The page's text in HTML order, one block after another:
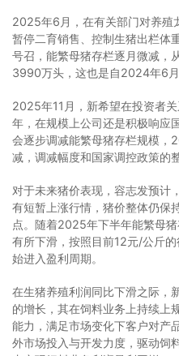
2025年6月，在有关部门对养殖
暂停二育销售、控制生猪出栏体
号召，能繁母猪存栏逐月微减
3990万头，这也是自2024年6
2025年11月，新希望在投资者
年，在规模上公司还是积极响应
会逐步调减能繁母猪存栏规模，
减，调减幅度和国家调控政策的
对于未来猪价表现，容志发预计
有短暂上涨行情，猪价整体仍保
点。随着2025年下半年能繁母
有所下滑，按照目前12元/公斤
始进入盈利周期。
在生猪养殖利润同比下滑之际，
的增长，其在饲料业务上持续上
能力，满足市场变化下客户对产
外市场投入与开发力度，驱动饲